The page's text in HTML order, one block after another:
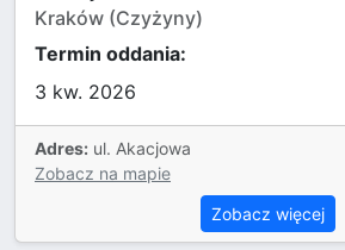
Kraków (Czyżyny)
Termin oddania:
3 kw. 2026
Adres: ul. Akacjowa
Zobacz na mapie
Zobacz więcej